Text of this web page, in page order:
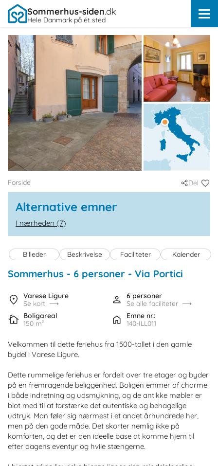
Sommerhus-siden.dk
Hele Danmark på ét sted
Forside Del
Alternative emner
I nærheden (7)
Billeder Beskrivelse Faciliteter Kalender
Sommerhus - 6 personer - Via Portici
-
Varese Ligure
Se kort
6 personer
Se alle faciliteter
Boligareal
150 m²
Emne nr.:
140-ILL011
Velkommen til dette feriehus fra 1500-tallet i den gamle
bydel i Varese Ligure.
Dette rummelige feriehus er fordelt over tre etager og byder
på en fremragende beliggenhed. Boligen emmer af charme
i både indretning og udsmykning, og de antikke møbler er
blot med til at forstærke det autentiske og behagelige
udtryk. Man føler sig nærmest i et andet århundrede her,
men på den gode måde. Det skorter nemlig ikke på
komforten, og det er den ideelle base at komme hjem til
efter dagens eventyr og hvile stængerne.